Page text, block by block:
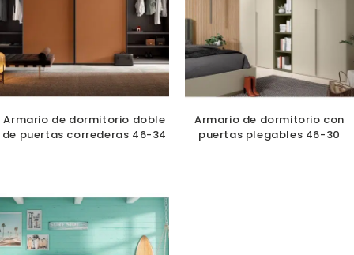
Armario de dormitorio doble
de puertas correderas 46-34
Armario de dormitorio con
puertas plegables 46-30